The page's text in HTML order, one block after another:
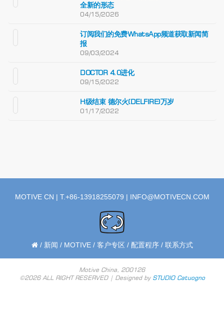
全新的形态
04/15/2026
订阅我们的免费WhatsApp频道获取新闻简
报
09/03/2024
DOCTOR 4.0进化
09/15/2022
H级结束 德尔火(DELFIRE)万岁
01/17/2022
MOTIVE CN | T.+86-13918255079 | INFO@MOTIVECN.COM
/ 新闻 / MOTIVE/ 客户专区 / 配置程序/ 联系方式
Motive China, 200126
©2026 ALL RIGHT RESERVED | Designed by STUDIO Catuogno